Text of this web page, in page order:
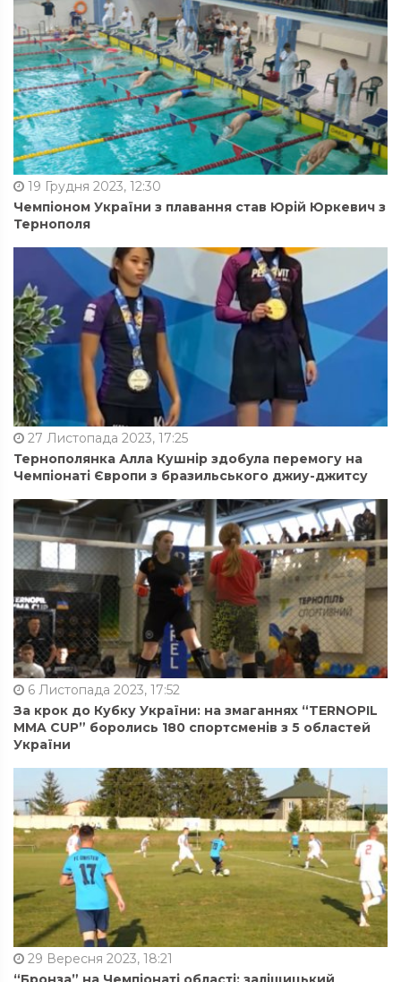
19 Грудня 2023, 12:30
Чемпіоном України з плавання став Юрій Юркевич з
Тернополя
27 Листопада 2023, 17:25
Тернополянка Алла Кушнір здобула перемогу на
Чемпіонаті Європи з бразильського джиу-джитсу
6 Листопада 2023, 17:52
За крок до Кубку України: на змаганнях “TERNOPIL
MMA CUP” боролись 180 спортсменів з 5 областей
України
29 Вересня 2023, 18:21